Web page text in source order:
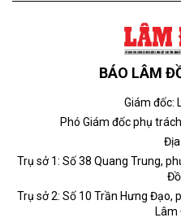
BÁO LÂM
Giám đốc:
Phó Giám đốc phụ
Địa
Trụ sở 1: Số 38 Quang Trung,
Trụ sở 2: Số 10 Trần Hưng Đạo,
Lâm